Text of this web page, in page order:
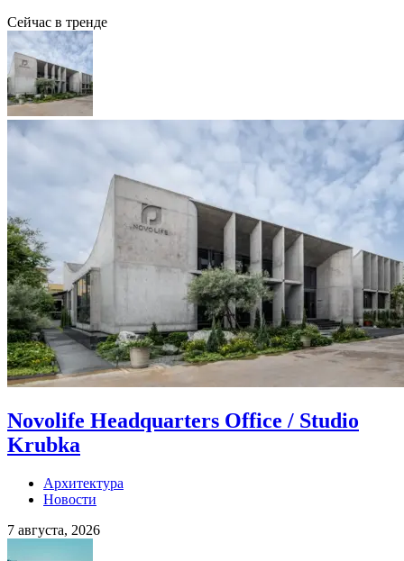
Сейчас в тренде
Novolife Headquarters Office / Studio
Krubka
Архитектура
Новости
7 августа, 2026